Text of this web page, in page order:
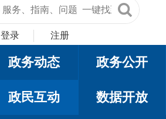
登录 注册
政务动态 政务公开
政民互动 数据开放